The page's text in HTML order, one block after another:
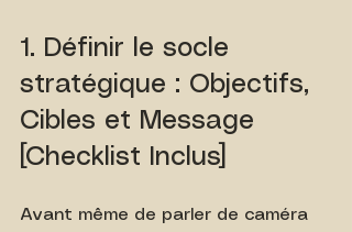
1. Définir le socle
stratégique : Objectifs,
Cibles et Message
[Checklist Inclus]
Avant même de parler de caméra